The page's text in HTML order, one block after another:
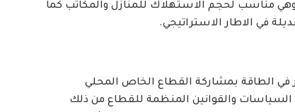
مناسب لحجم الاستهلاك للمنازل والمكاتب كما
في الاطار الاستراتيجي.
في الطاقة بمشاركة القطاع الخاص المحلي
السياسات والقوانين المنظمة للقطاع من ذلك